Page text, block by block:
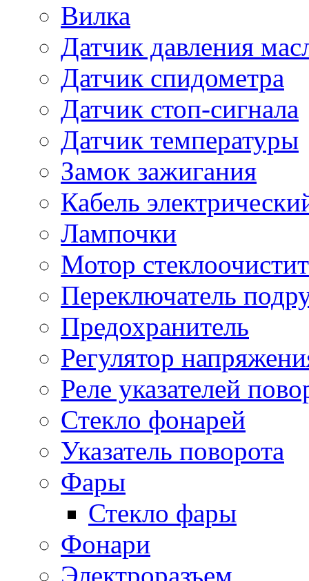
Вилка
Датчик давления
Датчик спидометра
Датчик стоп-сигнала
Датчик температуры
Замок зажигания
Кабель
Лампочки
Мотор
Переключатель
Предохранитель
Регулятор
Реле указателей
Стекло фонарей
Указатель поворота
Фары
Стекло фары
Фонари